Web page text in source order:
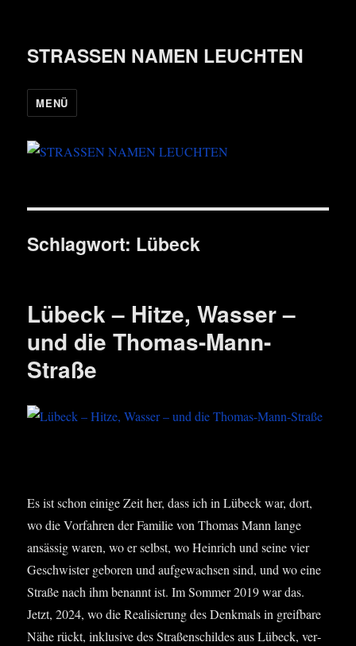
STRASSEN NAMEN LEUCHTEN
MENÜ
Schlagwort: Lübeck
Lübeck – Hitze, Wasser –
und die Thomas-Mann-
Straße
Es ist schon eini­ge Zeit her, dass ich in Lübeck war, dort,
wo die Vor­fah­ren der Fami­lie von Tho­mas Mann lan­ge
ansäs­sig waren, wo er selbst, wo Hein­rich und sei­ne vier
Geschwis­ter gebo­ren und auf­ge­wach­sen sind, und wo eine
Stra­ße nach ihm benannt ist. Im Som­mer 2019 war das.
Jetzt, 2024, wo die Rea­li­sie­rung des Denk­mals in greif­ba­re
Nähe rückt, inklu­si­ve des Stra­ßen­schil­des aus Lübeck, ver­